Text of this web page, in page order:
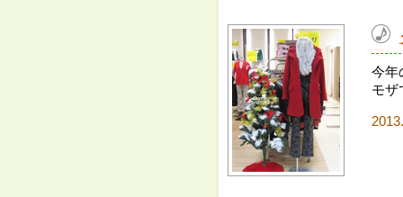
今年
モザ